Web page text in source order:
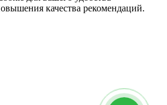
качества рекомендаций.